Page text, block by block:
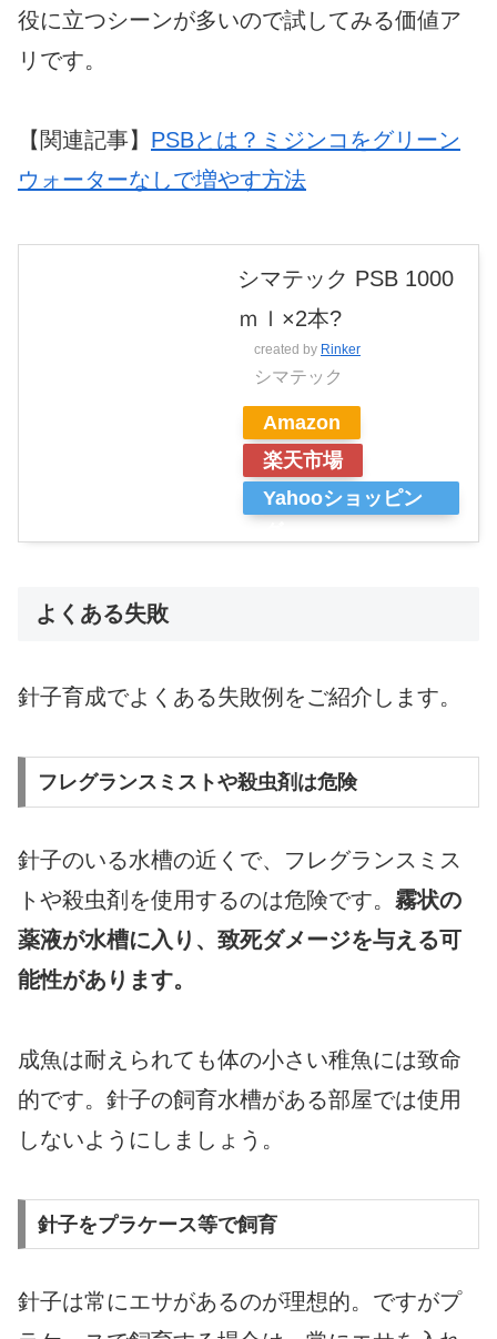
役に立つシーンが多いので試してみる価値ア
リです。
【関連記事】 PSBとは？ミジンコをグリーン
ウォーターなしで増やす方法
シマテック PSB 1000
ｍｌ×2本?
created by Rinker
シマテック
Amazon
楽天市場
Yahooショッピン
よくある失敗
針子育成でよくある失敗例をご紹介します。
フレグランスミストや殺虫剤は危険
針子のいる水槽の近くで、フレグランスミス
トや殺虫剤を使用するのは危険です。 霧状の
薬液が水槽に入り、致死ダメージを与える可
能性があります。
成魚は耐えられても体の小さい稚魚には致命
的です。針子の飼育水槽がある部屋では使用
しないようにしましょう。
針子をプラケース等で飼育
針子は常にエサがあるのが理想的。ですがプ